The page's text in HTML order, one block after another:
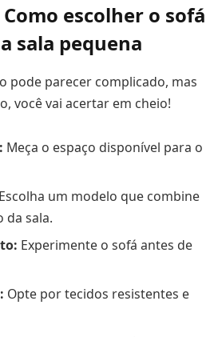
escolher o sofá
sala pequena
pode parecer complicado, mas
você vai acertar em cheio!
Meça o espaço disponível para o
Escolha um modelo que combine
da sala.
Experimente o sofá antes de
Opte por tecidos resistentes e